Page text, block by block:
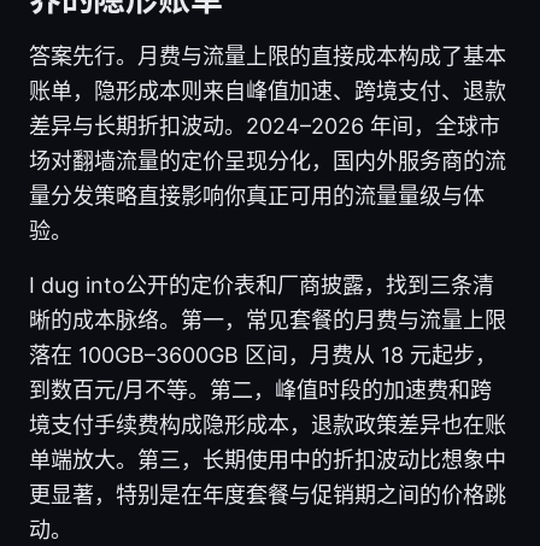
答案先行。月费与流量上限的直接成本构成了基本
账单，隐形成本则来自峰值加速、跨境支付、退款
差异与长期折扣波动。2024–2026 年间，全球市
场对翻墙流量的定价呈现分化，国内外服务商的流
量分发策略直接影响你真正可用的流量量级与体
验。
I dug into公开的定价表和厂商披露，找到三条清
晰的成本脉络。第一，常见套餐的月费与流量上限
落在 100GB–3600GB 区间，月费从 18 元起步，
到数百元/月不等。第二，峰值时段的加速费和跨
境支付手续费构成隐形成本，退款政策差异也在账
单端放大。第三，长期使用中的折扣波动比想象中
更显著，特别是在年度套餐与促销期之间的价格跳
动。